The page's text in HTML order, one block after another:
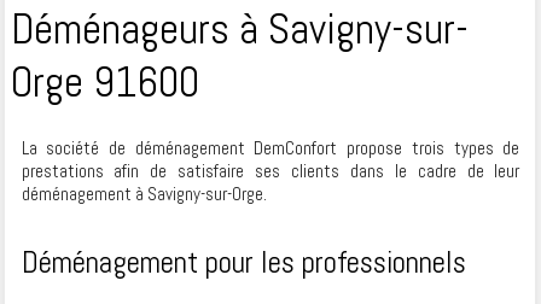
Déménageurs à Savigny-sur-
Orge 91600
La société de déménagement DemConfort propose trois types de
prestations afin de satisfaire ses clients dans le cadre de leur
déménagement à Savigny-sur-Orge.
Déménagement pour les professionnels